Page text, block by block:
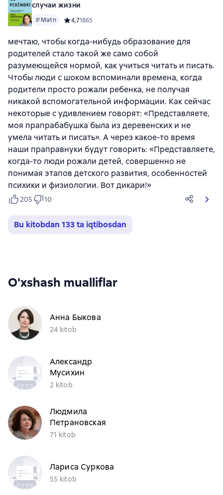
случаи жизни
Matn Средний рейтинг 4,7 на основе 1865 оценок
4,71865
мечтаю, чтобы когда-нибудь образование для
родителей стало такой же само собой
разумеющейся нормой, как учиться читать и писать.
Чтобы люди с шоком вспоминали времена, когда
родители просто рожали ребенка, не получая
никакой вспомогательной информации. Как сейчас
некоторые с удивлением говорят: «Представляете,
моя прапрабабушка была из деревенских и не
умела читать и писать». А через какое-то время
наши праправнуки будут говорить: «Представляете,
когда-то люди рожали детей, совершенно не
понимая этапов детского развития, особенностей
психики и физиологии. Вот дикари!»
205 10
Bu kitobdan 133 ta iqtibosdan
O'xshash mualliflar
Анна Быкова
24 kitob
Александр
Мусихин
2 kitob
Людмила
Петрановская
71 kitob
Лариса Суркова
55 kitob